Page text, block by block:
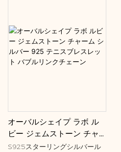
オーバルシェイプ ラボ ル
ビー ジェムストーン チャ
ーム シルバー 925 テニス
S925スターリングシルバール